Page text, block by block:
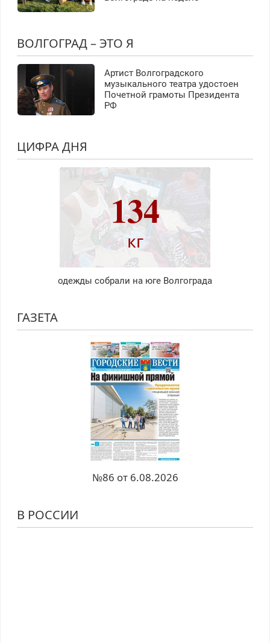
ВОЛГОГРАД – ЭТО Я
Артист Волгоградского
музыкального театра удостоен
Почетной грамоты Президента
РФ
ЦИФРА ДНЯ
134
кг
одежды собрали на юге Волгограда
ГАЗЕТА
№86 от 6.08.2026
В РОССИИ